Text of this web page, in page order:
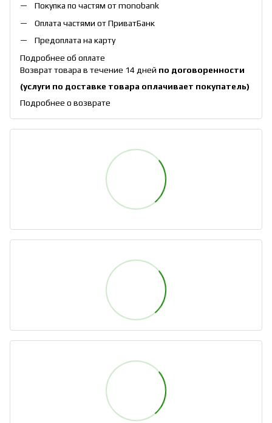
Покупка по частям от monobank
Оплата частями от ПриватБанк
Предоплата на карту
Подробнее об оплате
Возврат товара в течение 14 дней по договоренности
(услуги по доставке товара оплачивает покупатель)
Подробнее о возврате